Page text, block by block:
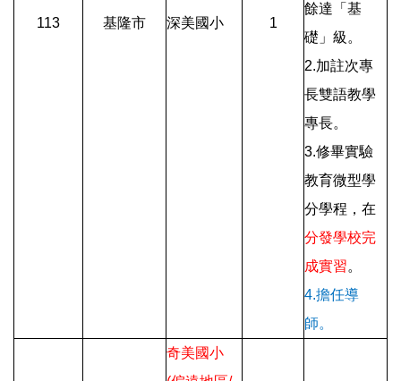
113 基隆市 深美國小 1
餘達「基
礎」級。
2.加註次專
長雙語教學
專長。
3.修畢實驗
教育微型學
分學程，在
分發學校完
成實習。
4.擔任導
師。
奇美國小